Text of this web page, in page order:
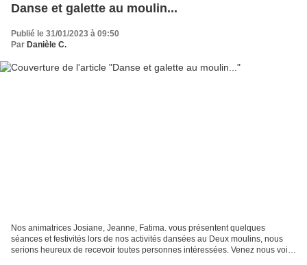
Danse et galette au moulin...
Publié le 31/01/2023 à 09:50
Par Danièle C.
Nos animatrices Josiane, Jeanne, Fatima. vous présentent quelques
séances et festivités lors de nos activités dansées au Deux moulins, nous
serions heureux de recevoir toutes personnes intéressées. Venez nous voir